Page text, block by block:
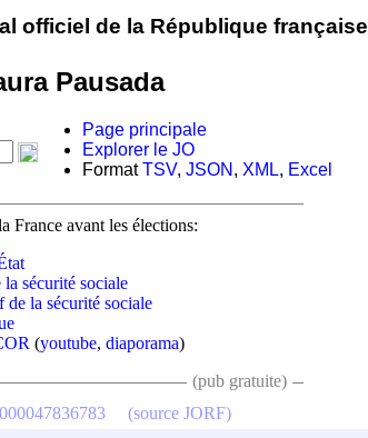
officiel de la République française
Pausada
Page principale
Explorer le JO
FormatTSV, JSON , XML, Excel
France avant les élections:
sécurité sociale
de la sécurité sociale
(youtube, diaporama)
(pub gratuite)
(source JORF)